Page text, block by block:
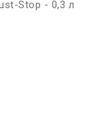
Stop - 0,3 л